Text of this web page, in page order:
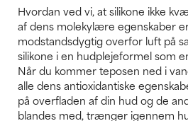
Hvordan ved vi, at silikone ikke
af dens molekylære egenskaber
modstandsdygtig overfor luft på
silikone i en hudplejeformel som
Når du kommer teposen ned i
alle dens antioxidantiske
på overfladen af din hud og de
blandes med, trænger igennem